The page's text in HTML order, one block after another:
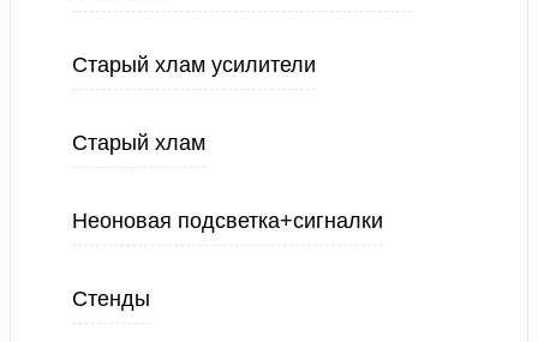
Старый хлам усилители
Старый хлам
Неоновая подсветка+сигналки
Стенды